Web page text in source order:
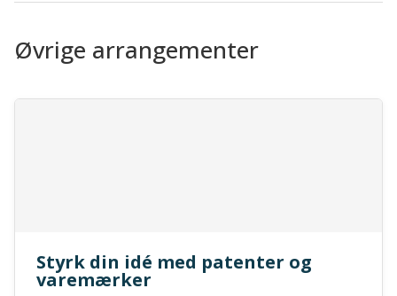
Øvrige arrangementer
Styrk din idé med patenter og
varemærker